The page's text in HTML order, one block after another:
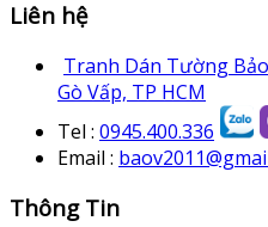
Liên hệ
Tranh Dán Tường
Gò Vấp, TP HCM
Tel : 0945.400.336
Email :
Thông Tin